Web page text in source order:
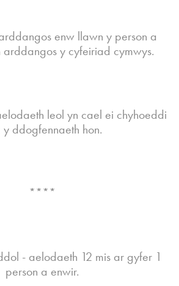
enw llawn y person a
y cyfeiriad cymwys.
leol yn cael ei chyhoeddi
y ddogfennaeth hon.
****
- aelodaeth 12 mis ar gyfer 1
person a enwir.